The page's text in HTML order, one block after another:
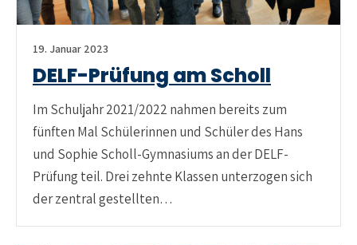
19. Januar 2023
DELF-Prüfung am Scholl
Im Schuljahr 2021/2022 nahmen bereits zum
fünften Mal Schülerinnen und Schüler des Hans
und Sophie Scholl-Gymnasiums an der DELF-
Prüfung teil. Drei zehnte Klassen unterzogen sich
der zentral gestellten…